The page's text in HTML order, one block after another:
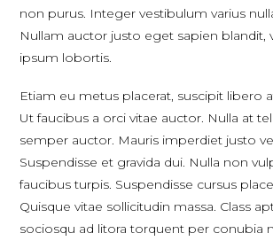
non purus. Integer vestibulum varius
Nullam auctor justo eget sapien blandit,
ipsum lobortis.
Etiam eu metus placerat, suscipit libero
Ut faucibus a orci vitae auctor. Nulla at
semper auctor. Mauris imperdiet justo
Suspendisse et gravida dui. Nulla non
faucibus turpis. Suspendisse cursus
Quisque vitae sollicitudin massa. Class
sociosqu ad litora torquent per conubia